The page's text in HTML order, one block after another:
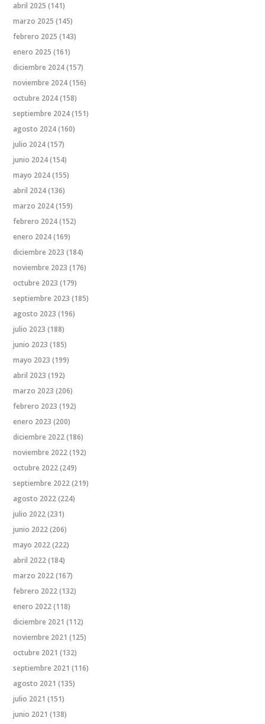
abril 2025 (141)
marzo 2025 (145)
febrero 2025 (143)
enero 2025 (161)
diciembre 2024(157)
noviembre 2024(156)
octubre 2024(158)
septiembre 2024(151)
agosto 2024(160)
julio 2024(157)
junio 2024(154)
mayo 2024(155)
abril 2024(136)
marzo 2024(159)
febrero 2024(152)
enero 2024(169)
diciembre 2023 (184)
noviembre 2023 (176)
octubre 2023 (179)
septiembre 2023 (185)
agosto 2023 (196)
julio 2023 (188)
junio 2023 (185)
mayo 2023 (199)
abril 2023 (192)
marzo 2023 (206)
febrero 2023 (192)
enero 2023 (200)
diciembre 2022(186)
noviembre 2022(192)
octubre 2022(249)
septiembre 2022(219)
agosto 2022(224)
julio 2022(231)
junio 2022(206)
mayo 2022(222)
abril 2022(184)
marzo 2022(167)
febrero 2022(132)
enero 2022(118)
diciembre 2021 (112)
noviembre 2021 (125)
octubre 2021 (132)
septiembre 2021 (116)
agosto 2021 (135)
julio 2021 (151)
junio 2021 (138)